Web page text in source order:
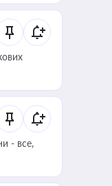
- все,